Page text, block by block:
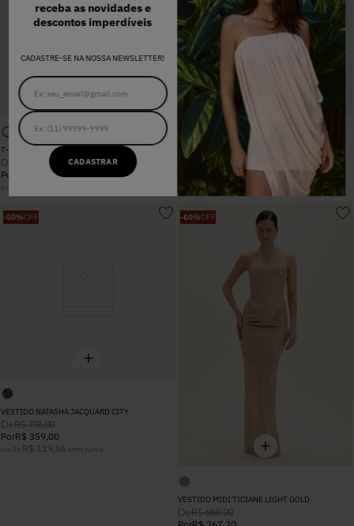
receba as novidades e
descontos imperdíveis
CADASTRE-SE NA NOSSA NEWSLETTER!
CADASTRAR
T-SHIRT SUZIE OFF WHITE
De
00
Por
00
ou
CORSELET CAMILA PRETO
De R$
00
334 ,00
ou x R$ 111 sem juros
-50%OFF
VESTIDO NATASHA JACQUARD CITY
DeR$ 718,00
PorR$ 359,00
ou 3 x R$ 119,66 sem juros
-60%OFF
VESTIDO MIDI TICIANE LIGHT GOLD
DeR$ 668,00